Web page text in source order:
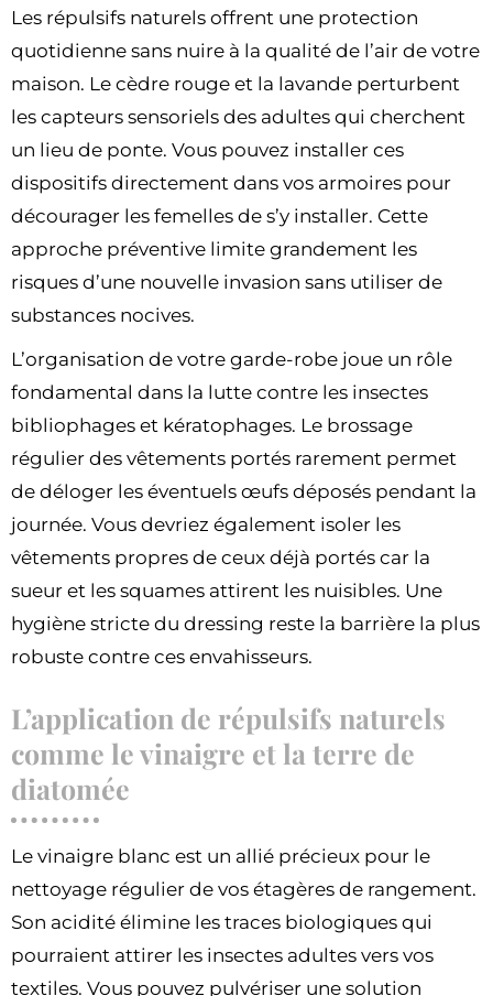
Les répulsifs naturels offrent une protection
quotidienne sans nuire à la qualité de l’air de votre
maison. Le cèdre rouge et la lavande perturbent
les capteurs sensoriels des adultes qui cherchent
un lieu de ponte. Vous pouvez installer ces
dispositifs directement dans vos armoires pour
décourager les femelles de s’y installer. Cette
approche préventive limite grandement les
risques d’une nouvelle invasion sans utiliser de
substances nocives.
L’organisation de votre garde-robe joue un rôle
fondamental dans la lutte contre les insectes
bibliophages et kératophages. Le brossage
régulier des vêtements portés rarement permet
de déloger les éventuels œufs déposés pendant la
journée. Vous devriez également isoler les
vêtements propres de ceux déjà portés car la
sueur et les squames attirent les nuisibles. Une
hygiène stricte du dressing reste la barrière la plus
robuste contre ces envahisseurs.
L’application de répulsifs naturels
comme le vinaigre et la terre de
diatomée
Le vinaigre blanc est un allié précieux pour le
nettoyage régulier de vos étagères de rangement.
Son acidité élimine les traces biologiques qui
pourraient attirer les insectes adultes vers vos
textiles. Vous pouvez pulvériser une solution